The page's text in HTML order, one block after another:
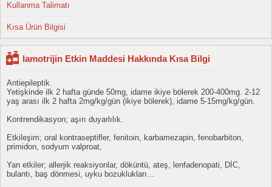
Kullanma Talimatı
Kısa Ürün Bilgisi
lamotrijin Etkin Maddesi Hakkında Kısa Bilgi
Antiepileptik.
Yetişkinde ilk 2 hafta günde 50mg, idame ikiye bölerek 200-400mg. 2-12
yaş arası ilk 2 hafta 2mg/kg/gün (ikiye bölerek), idame 5-15mg/kg/gün.
Kontrendikasyon; aşırı duyarlılık.
Etkileşim; oral kontraseptifler, fenitoin, karbamezapin, fenobarbiton,
primidon, sodyum valproat,
Yan etkiler; allerjik reaksiyonlar, döküntü, ateş, lenfadenopati, DİC,
bulantı, baş dönmesi, uyku bozuklukları...